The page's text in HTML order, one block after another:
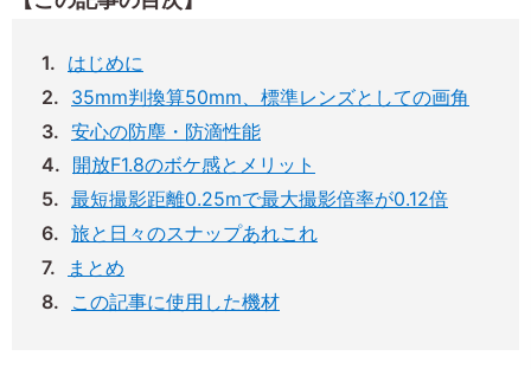
はじめに
35mm判換算50mm、標準レンズとしての画角
安心の防塵・防滴性能
開放F1.8のボケ感とメリット
最短撮影距離0.25mで最大撮影倍率が0.12倍
旅と日々のスナップあれこれ
まとめ
この記事に使用した機材